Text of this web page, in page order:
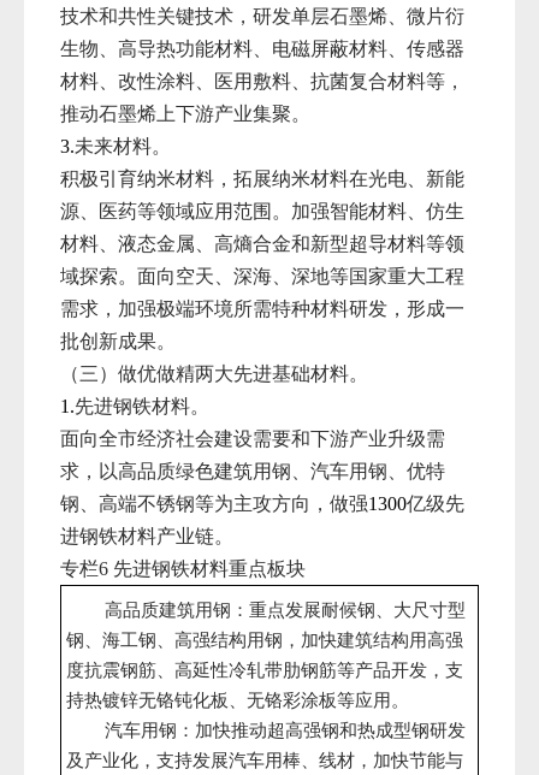
技术和共性关键技术，研发单层石墨烯、微片衍
生物、高导热功能材料、电磁屏蔽材料、传感器
材料、改性涂料、医用敷料、抗菌复合材料等，
推动石墨烯上下游产业集聚。
3.未来材料。
积极引育纳米材料，拓展纳米材料在光电、新能
源、医药等领域应用范围。加强智能材料、仿生
材料、液态金属、高熵合金和新型超导材料等领
域探索。面向空天、深海、深地等国家重大工程
需求，加强极端环境所需特种材料研发，形成一
批创新成果。
（三）做优做精两大先进基础材料。
1.先进钢铁材料。
面向全市经济社会建设需要和下游产业升级需
求，以高品质绿色建筑用钢、汽车用钢、优特
钢、高端不锈钢等为主攻方向，做强1300亿级先
进钢铁材料产业链。
专栏6 先进钢铁材料重点板块
高品质建筑用钢：重点发展耐候钢、大尺寸型
钢、海工钢、高强结构用钢，加快建筑结构用高强
度抗震钢筋、高延性冷轧带肋钢筋等产品开发，支
持热镀锌无铬钝化板、无铬彩涂板等应用。
汽车用钢：加快推动超高强钢和热成型钢研发
及产业化，支持发展汽车用棒、线材，加快节能与